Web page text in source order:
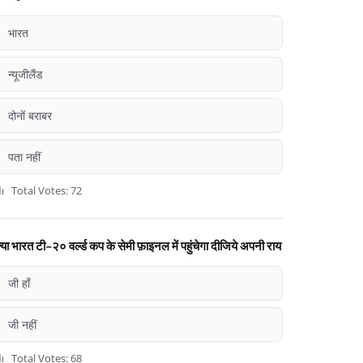
भारत
न्यूजीलैंड
दोनों बराबर
पता नहीं
Total Votes: 72
भारत टी-२० वर्ल्ड कप के सेमी फ़ाइनल में पहुंचेगा दीजिये अपनी राय
जी हाँ
जी नहीं
Total Votes: 68